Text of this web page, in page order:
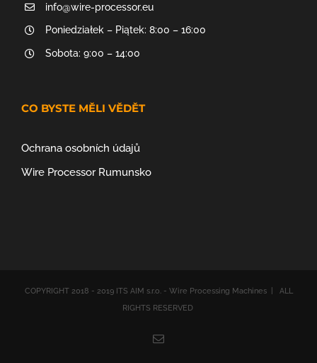
info@wire-processor.eu
Poniedziałek – Piątek: 8:00 – 16:00
Sobota: 9:00 – 14:00
CO BYSTE MĚLI VĚDĚT
Ochrana osobních údajů
Wire Processor Rumunsko
COPYRIGHT 2018 - 2019 ITS AIM s.r.o. - Wire Processing Machines | ALL
RIGHTS RESERVED
Email